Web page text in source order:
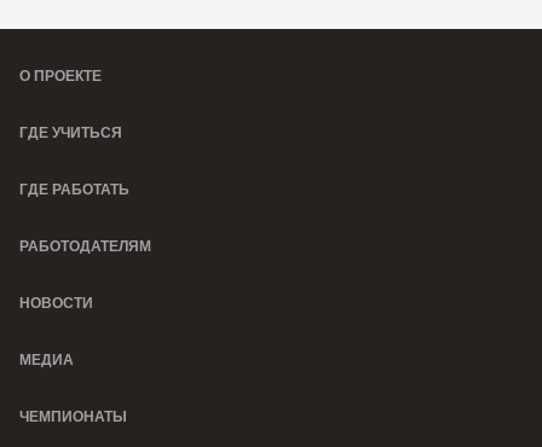
О ПРОЕКТЕ
ГДЕ УЧИТЬСЯ
ГДЕ РАБОТАТЬ
РАБОТОДАТЕЛЯМ
НОВОСТИ
МЕДИА
ЧЕМПИОНАТЫ